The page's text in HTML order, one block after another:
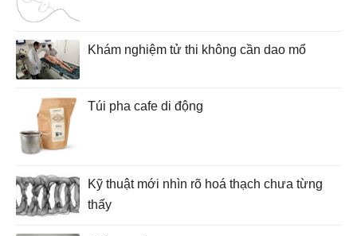
Khám nghiệm tử thi không cần dao mổ
Túi pha cafe di động
Kỹ thuật mới nhìn rõ hoá thạch chưa từng
thấy